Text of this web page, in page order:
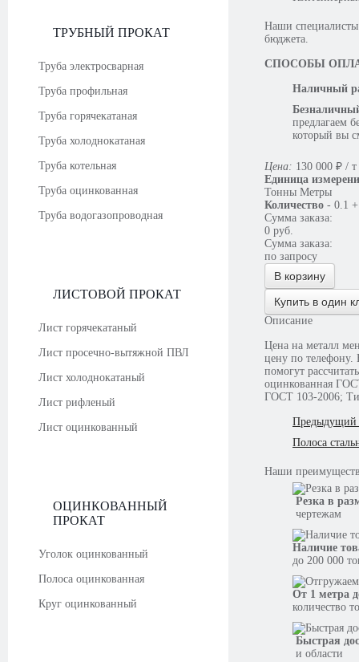
ТРУБНЫЙ ПРОКАТ
Труба электросварная
Труба профильная
Труба горячекатаная
Труба холоднокатаная
Труба котельная
Труба оцинкованная
Труба водогазопроводная
ЛИСТОВОЙ ПРОКАТ
Лист горячекатаный
Лист просечно-вытяжной ПВЛ
Лист холоднокатаный
Лист рифленый
Лист оцинкованный
ОЦИНКОВАННЫЙ
ПРОКАТ
Уголок оцинкованный
Полоса оцинкованная
Круг оцинкованный
Наши специалисты
бюджета.
СПОСОБЫ
Наличный
предлагаем
который вы
Цена: 130 000 ₽ / т
Единица
Тонны Метры
Количество - 0.1 +
Сумма заказа:
0 руб.
Сумма заказа:
по запросу
В корзину
Купить в один
Описание
Цена на металл меняется
цену по телефону. Если будет необходимо, то наши сотрудники ответят на возникшие вопросы, а также
помогут
оцинкованная
ГОСТ 103-2006;
Предыдущий
Полоса
Наши
Резка в
чертежам
Наличие
до 200 000
От 1 метра
количество
Быстрая
и области